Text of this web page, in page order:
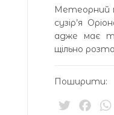
Метеорний
сузір’я
адже має
щільно
Поширити:
Twitter